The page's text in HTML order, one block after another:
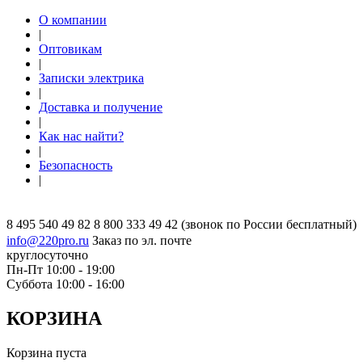
О компании
|
Оптовикам
|
Записки электрика
|
Доставка и получение
|
Как нас найти?
|
Безопасность
|
8 495 540 49 82 8 800 333 49 42 (звонок по России бесплатный)
info@220pro.ru Заказ по эл. почте
круглосуточно
Пн-Пт 10:00 - 19:00
Суббота 10:00 - 16:00
КОРЗИНА
Корзина пуста